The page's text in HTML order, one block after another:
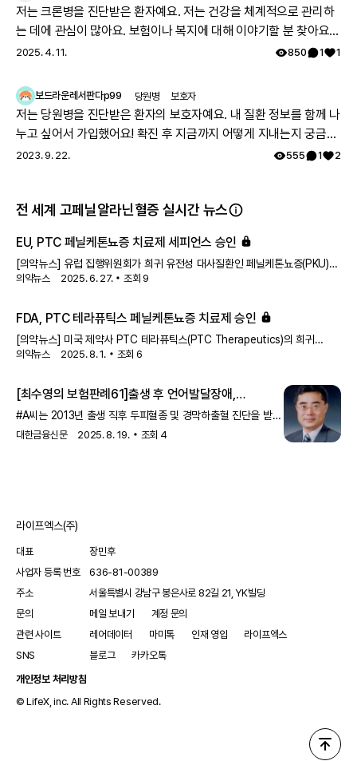
저는 크론병을 진단받은 환자예요. 저는 건강을 체계적으로 관리하
는 데에 관심이 많아요. 보험이나 복지에 대해 이야기할 분 찾아요
👏🏻
2025. 4. 11. 850 1 1
보드라운레서판다p99 당원병 보호자
저는 당원병을 진단받은 환자의 보호자예요. 내 질환 정보를 함께 나
누고 싶어서 가입했어요! 확진 후 지금까지 어떻게 지내는지 궁금해
요 🔍
2023. 9. 22. 555 1 2
전 세계 고페닐알라닌혈증 실시간 뉴스
EU, PTC 페닐케톤뇨증 치료제 세피언스 승인
[의약뉴스] 유럽 집행위원회가 희귀 유전성 대사질환인 페닐케톤뇨증(PKU)에
대한 치료제를 승인했다.미국 제약사 PTC 테라퓨틱스는 세피언스
환자의 치료제로서 유럽 집행위원회로부터 시판 허가를 받았다고 23일
(미국시간) 발표했다.이는 모든 연령대와 모든 질환 중증도를 포함하는
광범위한 적응증으로 허가된 것이다. 세피언스는 페닐케톤뇨증 소아 및 성인
환자의 고페닐알라닌혈증에 대한 치료제다.세피언스는 페닐알라닌
의약뉴스 2025. 6. 27. 조회 9
FDA, PTC 테라퓨틱스 페닐케톤뇨증 치료제 승인
[의약뉴스] 미국 제약사 PTC 테라퓨틱스(PTC Therapeutics)의 희귀
유전성 대사질환 치료제가 유럽에 이어 미국에서 승인을 획득했다.PTC
및 성인 환자를 위한 치료제 세피언스(Sephience, 성분명 세피압테린)를
승인했다고 28일(미국시간) 발표했다.세피언스는 세피압테린 반응성
페닐케톤뇨증을 앓는 생후 1개월 이상 소아 및 성인 환자에서
고페닐알라닌혈증 치료제로서 광범위한 적응증으로 승인 받았다.세피언스는
의약뉴스 2025. 8. 1. 조회 6
[최수영의 보험판례61]출생 후 언어발달장애,
사고휴유증일까 기저질환일까
#A씨는 2013년 출생 직후 두피혈종 및 경막하출혈 진단을 받고
치료를 받았다. 이후 심각한 언어발달장애가 나타나자 A씨의
상해로 장해분류표상 지급률에 해당하는 후유장해가 남았을
대한금융신문 2025. 8. 19. 조회 4
라이프엑스(주)
대표
장민후
사업자 등록 번호
636-81-00389
주소
서울특별시 강남구 봉은사로 82길 21, YK빌딩
문의
메일 보내기
계정 문의
관련 사이트
레어데이터 마미톡 인재 영입
라이프엑스
SNS
블로그
카카오톡
개인정보 처리방침
© LifeX, inc. All Rights Reserved.